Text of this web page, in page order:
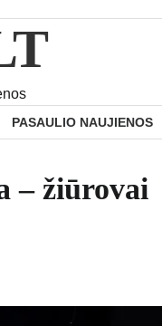
PASAULIO NAUJIENOS
– žiūrovai